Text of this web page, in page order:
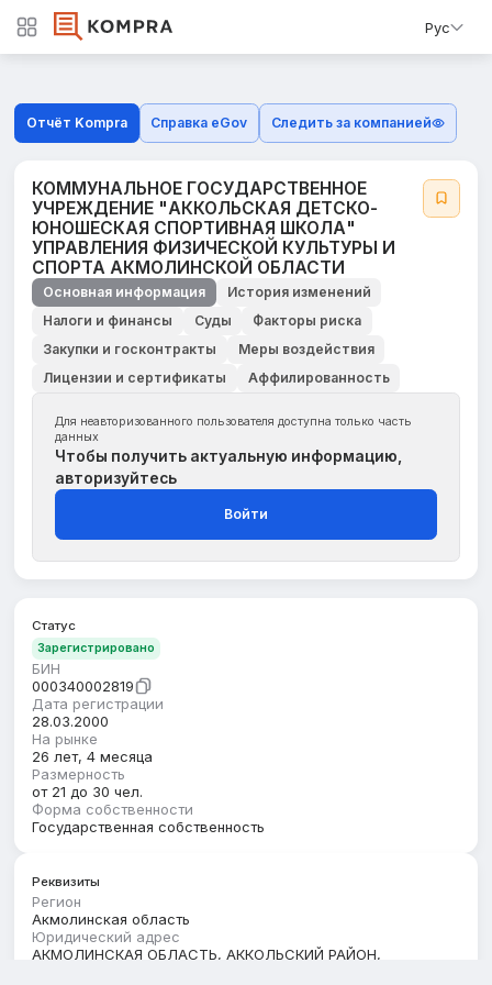
Рус
Отчёт Kompra Справка eGov Следить за компанией
КОММУНАЛЬНОЕ ГОСУДАРСТВЕННОЕ
УЧРЕЖДЕНИЕ "АККОЛЬСКАЯ ДЕТСКО-
ЮНОШЕСКАЯ СПОРТИВНАЯ ШКОЛА"
УПРАВЛЕНИЯ ФИЗИЧЕСКОЙ КУЛЬТУРЫ И
СПОРТА АКМОЛИНСКОЙ ОБЛАСТИ
Основная информация
История изменений
Налоги и финансы
Суды
Факторы риска
Закупки и госконтракты
Меры воздействия
Лицензии и сертификаты
Аффилированность
Для неавторизованного пользователя доступна только часть
данных
Чтобы получить актуальную информацию,
авторизуйтесь
Войти
Статус
Зарегистрировано
БИН
000340002819
Дата регистрации
28.03.2000
На рынке
26 лет, 4 месяца
Размерность
от 21 до 30 чел.
Форма собственности
Государственная собственность
Реквизиты
Регион
Акмолинская область
Юридический адрес
АКМОЛИНСКАЯ ОБЛАСТЬ, АККОЛЬСКИЙ РАЙОН,